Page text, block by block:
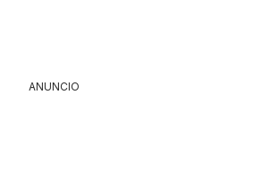
ANUNCIO